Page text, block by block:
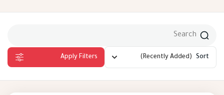
Sort
Apply Filters